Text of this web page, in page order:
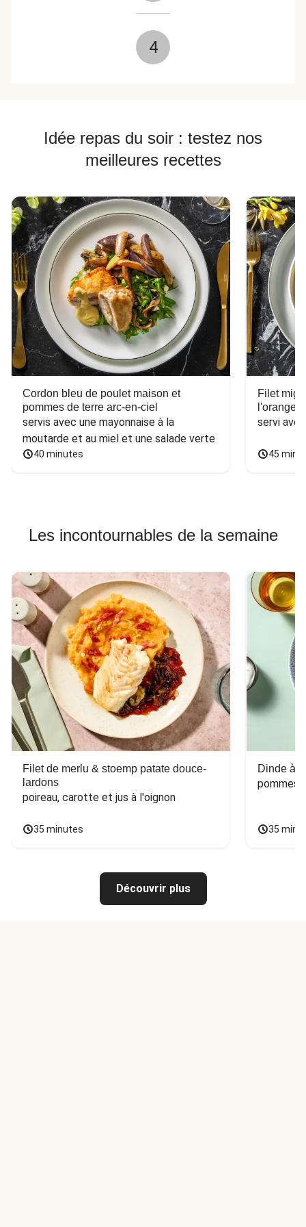
4
Idée repas du soir : testez nos
meilleures recettes
Cordon bleu de poulet maison et
pommes de terre arc-en-ciel
servis avec une mayonnaise à la
moutarde et au miel et une salade verte
40 minutes
Filet
l'orange
servi
45
Les incontournables de la semaine
Filet de merlu & stoemp patate douce-
lardons
poireau, carotte et jus à l'oignon
35 minutes
Dinde à
pommes
35
Découvrir plus